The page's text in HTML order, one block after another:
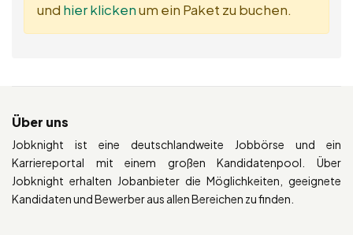
und hier klickenum ein Paket zu buchen.
Über uns
Jobknight ist eine deutschlandweite Jobbörse und ein
Karriereportal mit einem großen Kandidatenpool. Über
Jobknight erhalten Jobanbieter die Möglichkeiten, geeignete
Kandidaten und Bewerber aus allen Bereichen zu finden.